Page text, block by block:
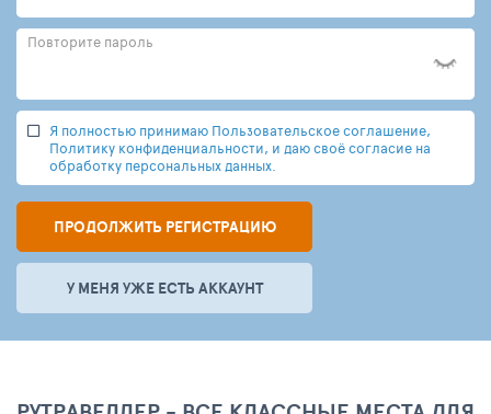
Повторите пароль
Я полностью принимаю Пользовательское соглашение,
Политику конфиденциальности, и даю своё согласие на
обработку персональных данных.
ПРОДОЛЖИТЬ РЕГИСТРАЦИЮ
У МЕНЯ УЖЕ ЕСТЬ АККАУНТ